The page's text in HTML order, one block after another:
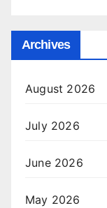
Archives
August 2026
July 2026
June 2026
May 2026